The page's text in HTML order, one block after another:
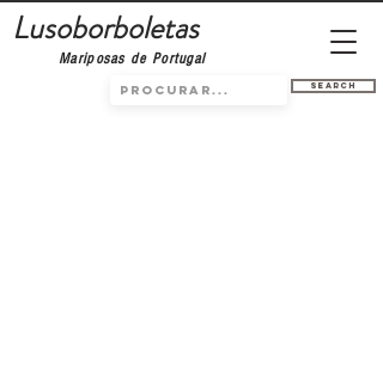
Lusoborboletas
Mariposas de Portugal
Search